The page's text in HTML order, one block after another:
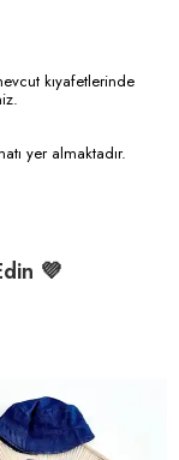
kıyafetlerinde
yer almaktadır.
💜